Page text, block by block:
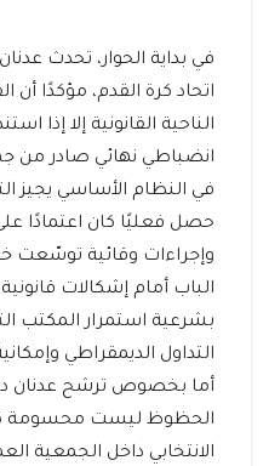
في بداية الحوار، تحدث
اتحاد كرة القدم، مؤكدًا أن
الناحية القانونية إلا إذا
انضباطي نهائي صادر
في النظام الأساسي يجيز
حصل فعليًا كان اعتمادًا
وإجراءات وقائية توسّعت
الباب أمام إشكالات
بشرعية استمرار المكتب
التداول الديمقراطي
أما بخصوص ترشح عدنان
الحظوظ ليست محسومة
الانتخابي داخل الجمعية